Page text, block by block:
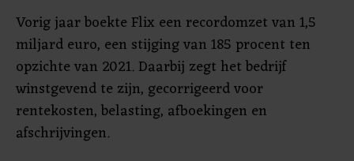
Vorig jaar boekte Flix een recordomzet van 1,5
miljard euro, een stijging van 185 procent ten
opzichte van 2021. Daarbij zegt het bedrijf
winstgevend te zijn, gecorrigeerd voor
rentekosten, belasting, afboekingen en
afschrijvingen.